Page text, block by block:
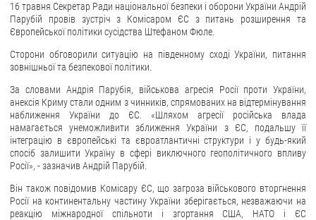
ПРЕСЦЕНТР
Новини
Фотогалерея
Відеогалерея
ЗВЕРНЕННЯ ГРОМАДЯН
Електронне звернення
16 травня Секретар Ради національної безпеки і оборони України Андрій
Парубій провів зустріч з Комісаром ЄС з питань розширення та
Європейської політики сусідства Штефаном Фюле.
Сторони обговорили ситуацію на південному сході України, питання
зовнішньої та безпекової політики.
За словами Андрія Парубія, військова агресія Росії проти України,
анексія Криму стали одним з чинників, спрямованих на відтермінування
наближення України до ЄС. «Шляхом агресії російська влада
намагається унеможливити зближення України з ЄС, подальшу її
інтеграцію в європейські та євроатлантичні структури і у будь-який
спосіб залишити Україну в сфері виключного геополітичного впливу
Росії», - зазначив Андрій Парубій.
Він також повідомив Комісару ЄС, що загроза військового вторгнення
Росії на континентальну частину України зберігається, незважаючи на
реакцію міжнародної спільноти і згортання США, НАТО і ЄС